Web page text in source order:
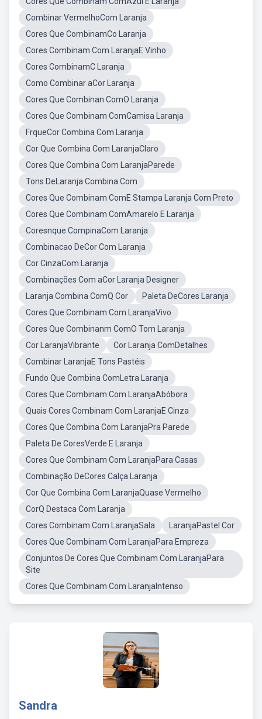
Combinar VermelhoCom Laranja
Cores Que CombinamCo Laranja
Cores Combinam Com LaranjaE Vinho
Cores CombinamC Laranja
Como Combinar aCor Laranja
Cores Que Combinan ComO Laranja
Cores Que Combinam ComCamisa Laranja
FrqueCor Combina Com Laranja
Cor Que Combina Com LaranjaClaro
Cores Que Combina Com LaranjaParede
Tons DeLaranja Combina Com
Cores Que Combinam ComE Stampa Laranja Com Preto
Cores Que Combinam ComAmarelo E Laranja
Coresnque CompinaCom Laranja
Combinacao DeCor Com Laranja
Cor CinzaCom Laranja
Combinações Com aCor Laranja Designer
Laranja Combina ComQ Cor
Paleta DeCores Laranja
Cores Que Combinam Com LaranjaVivo
Cores Que Combinanm ComO Tom Laranja
Cor LaranjaVibrante
Cor Laranja ComDetalhes
Combinar LaranjaE Tons Pastéis
Fundo Que Combina ComLetra Laranja
Cores Que Combinam Com LaranjaAbóbora
Quais Cores Combinam Com LaranjaE Cinza
Cores Que Combina Com LaranjaPra Parede
Paleta De CoresVerde E Laranja
Cores Que Combinam Com LaranjaPara Casas
Combinação DeCores Calça Laranja
Cor Que Combina Com LaranjaQuase Vermelho
CorQ Destaca Com Laranja
Cores Combinam Com LaranjaSala
LaranjaPastel Cor
Cores Que Combinam Com LaranjaPara Empreza
Conjuntos De Cores Que Combinam Com LaranjaPara
Site
Cores Que Combinam Com LaranjaIntenso
Sandra